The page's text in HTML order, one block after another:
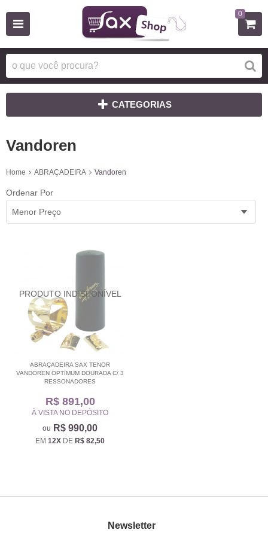
0
CATEGORIAS
Vandoren
Home ABRAÇADEIRA Vandoren
Ordenar Por
Menor Preço
ABRAÇADEIRA SAX TENOR
VANDOREN OPTIMUM DOURADA C/ 3
RESSONADORES
R$ 891,00
À VISTA NO DEPÓSITO
R$ 990,00
EM 12X DE R$ 82,50
Newsletter